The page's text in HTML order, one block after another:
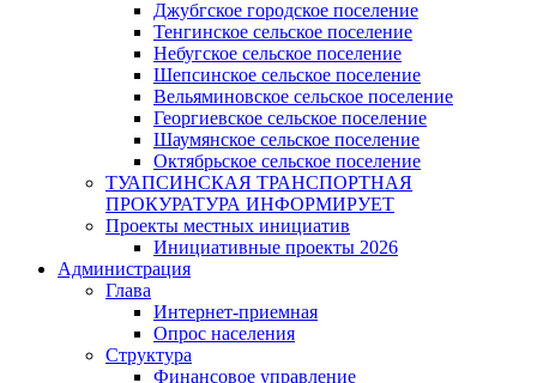
Джубгское городское поселение
Тенгинское сельское поселение
Небугское сельское поселение
Шепсинское сельское поселение
Вельяминовское сельское поселение
Георгиевское сельское поселение
Шаумянское сельское поселение
Октябрьское сельское поселение
ТУАПСИНСКАЯ ТРАНСПОРТНАЯ
ПРОКУРАТУРА ИНФОРМИРУЕТ
Проекты местных инициатив
Инициативные проекты 2026
Администрация
Глава
Интернет-приемная
Опрос населения
Структура
Финансовое управление